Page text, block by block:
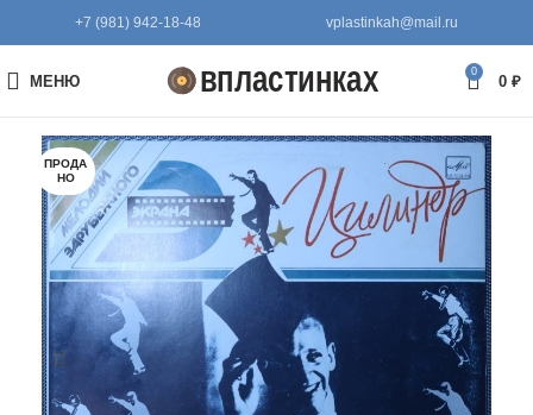
+7 (981) 942-18-48 vplastinkah@mail.ru
МЕНЮ
0
0 ₽
ПРОДА
НО